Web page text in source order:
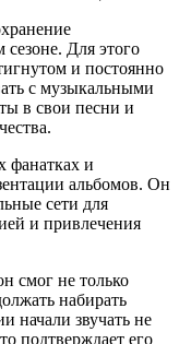
Для этого
и постоянно
с музыкальными
в свои песни и
фанатках и
альбомов. Он
сети для
и привлечения
смог не только
набирать
начали звучать не
подтверждает его